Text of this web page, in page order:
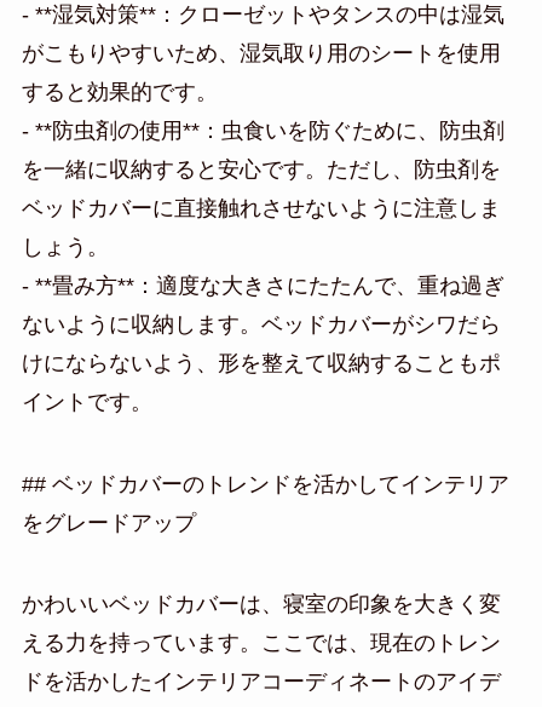
- **湿気対策**：クローゼットやタンスの中は湿気
がこもりやすいため、湿気取り用のシートを使用
すると効果的です。
- **防虫剤の使用**：虫食いを防ぐために、防虫剤
を一緒に収納すると安心です。ただし、防虫剤を
ベッドカバーに直接触れさせないように注意しま
しょう。
- **畳み方**：適度な大きさにたたんで、重ね過ぎ
ないように収納します。ベッドカバーがシワだら
けにならないよう、形を整えて収納することもポ
イントです。
## ベッドカバーのトレンドを活かしてインテリア
をグレードアップ
かわいいベッドカバーは、寝室の印象を大きく変
える力を持っています。ここでは、現在のトレン
ドを活かしたインテリアコーディネートのアイデ